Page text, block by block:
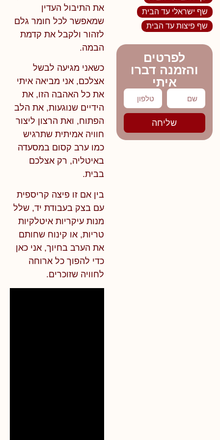
את התיבול העדין
שמאפשר לכל חומר גלם
לזהור ולקבל את קדמת
הבמה.
כשאני מגיעה לבשל
אצלכם, אני מביאה איתי
את כל האהבה הזו,את
הידיים שנוגעות, את הלב
הפתוח, ואת הרצון ליצור
חוויה אמיתית שתרגיש
כמו ערב קסום במסעדה
באיטליה, רק אצלכם
בבית.
בין אם זו פיצה קריספית
עם בצק בעבודת יד, שלל
מנות עיקריות איטלקיות
טריות, או קינוח שחותם
את הערב בחיוך, אני כאן
כדי להפוך כל ארוחה
לחוויה שזוכרים.
שף ישראלי עד הבית
שף פיצות עד הבית
לפרטים
והזמנה דברו
איתי
שליחה